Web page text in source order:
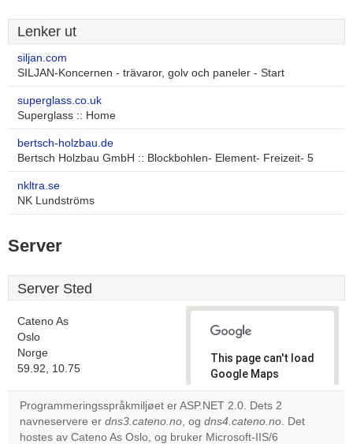
Lenker ut
siljan.com
SILJAN-Koncernen - trävaror, golv och paneler - Start
superglass.co.uk
Superglass :: Home
bertsch-holzbau.de
Bertsch Holzbau GmbH :: Blockbohlen- Element- Freizeit- 5
nkltra.se
NK Lundströms
Server
Server Sted
Cateno As
Oslo
Norge
59.92, 10.75
This page can't load
Google Maps
correctly.
Do you
own this
Programmeringsspråkmiljøet er ASP.NET 2.0. Dets 2
navneservere er dns3.cateno.no, og dns4.cateno.no. Det
hostes av Cateno As Oslo, og bruker Microsoft-IIS/6